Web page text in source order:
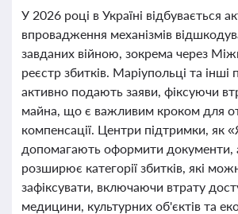
У 2026 році в Україні відбувається
впровадження механізмів
завданих війною, зокрема через
реєстр збитків. Маріупольці та інші
активно подають заяви, фіксуючи
майна, що є важливим кроком для
компенсації. Центри підтримки, як
допомагають оформити документи,
розширює категорії збитків, які
зафіксувати, включаючи втрату
медицини, культурних об'єктів та